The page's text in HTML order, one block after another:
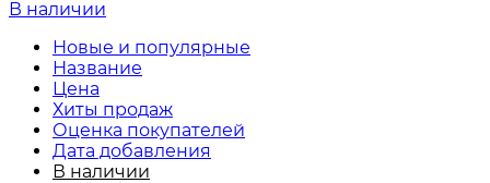
В наличии
Новые и популярные
Название
Цена
Хиты продаж
Оценка покупателей
Дата добавления
В наличии